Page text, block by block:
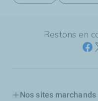
Restons en
Nos sites marchands